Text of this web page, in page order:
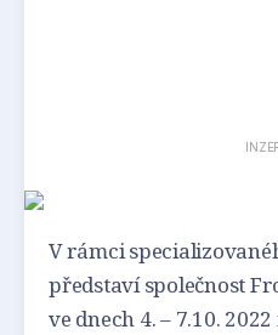
V rámci
představí společnost
ve dnech 4. – 7.10.